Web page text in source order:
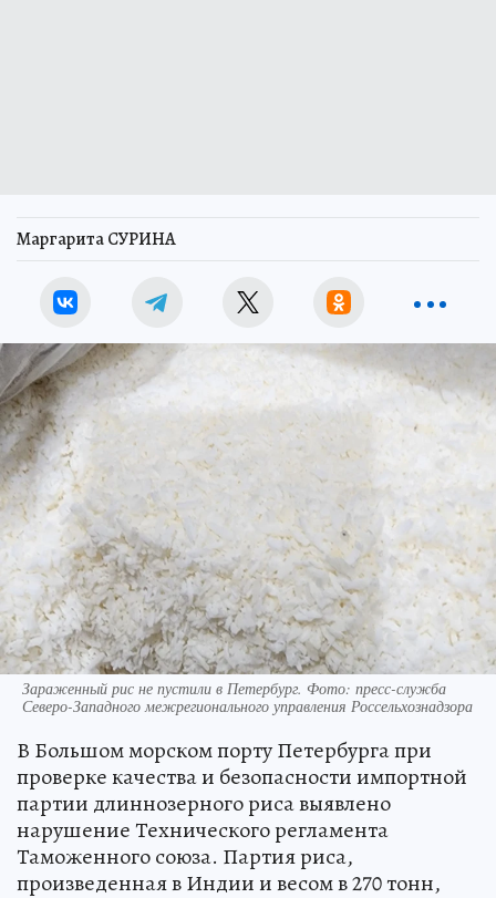
Маргарита СУРИНА
Зараженный рис не пустили в Петербург. Фото: пресс-служба
Северо-Западного межрегионального управления Россельхознадзора
В Большом морском порту Петербурга при
проверке качества и безопасности импортной
партии длиннозерного риса выявлено
нарушение Технического регламента
Таможенного союза. Партия риса,
произведенная в Индии и весом в 270 тонн,